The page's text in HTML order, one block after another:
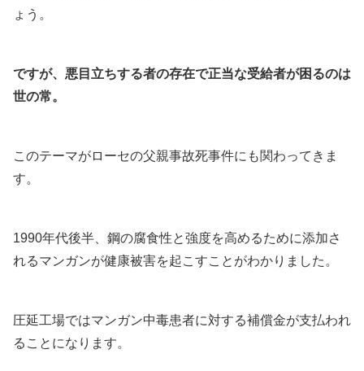
ょう。
ですが、悪目立ちする者の存在で正当な受給者が困るのは
世の常。
このテーマがローセの父親事故死事件にも関わってきま
す。
1990年代後半、鋼の腐食性と強度を高めるために添加さ
れるマンガンが健康被害を起こすことがわかりました。
圧延工場ではマンガン中毒患者に対する補償金が支払われ
ることになります。